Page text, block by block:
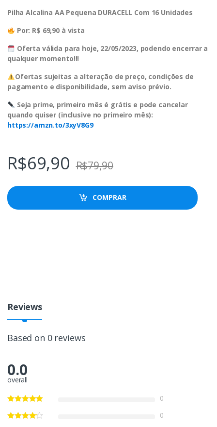
Pilha Alcalina AA Pequena DURACELL Com 16 Unidades
Por: R$ 69,90 à vista
Oferta válida para hoje, 22/05/2023, podendo encerrar a
qualquer momento!!!
Ofertas sujeitas a alteração de preço, condições de
pagamento e disponibilidade, sem aviso prévio.
Seja prime, primeiro mês é grátis e pode cancelar
quando quiser (inclusive no primeiro mês):
https://amzn.to/3xyV8G9
R$69,90 R$79,90
COMPRAR
Reviews
Based on 0 reviews
0.0
overall
0
0